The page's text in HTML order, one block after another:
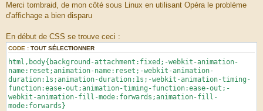
s
s
e
Merci tombraid, de mon côté sous Linux en utilisant Opéra le problème
d'affichage a bien disparu
En début de CSS se trouve ceci :
CODE : TOUT SÉLECTIONNER
html,body{background-attachment:fixed;-webkit-animation-
name:reset;animation-name:reset;-webkit-animation-
duration:1s;animation-duration:1s;-webkit-animation-timing-
function:ease-out;animation-timing-function:ease-out;-
webkit-animation-fill-mode:forwards;animation-fill-
mode:forwards}